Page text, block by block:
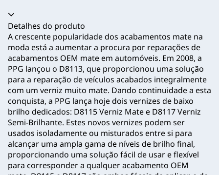
Acordeão recolhido
Detalhes do produto
A crescente popularidade dos acabamentos mate na
moda está a aumentar a procura por reparações de
acabamentos OEM mate em automóveis. Em 2008, a
PPG lançou o D8113, que proporcionou uma solução
para a reparação de veículos acabados integralmente
com um verniz muito mate. Dando continuidade a esta
conquista, a PPG lança hoje dois vernizes de baixo
brilho dedicados: D8115 Verniz Mate e D8117 Verniz
Semi‑Brilhante. Estes novos vernizes podem ser
usados isoladamente ou misturados entre si para
alcançar uma ampla gama de níveis de brilho final,
proporcionando uma solução fácil de usar e flexível
para corresponder a qualquer acabamento OEM